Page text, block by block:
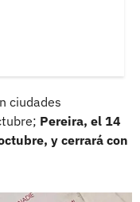
ciudades
Pereira, el 14
y cerrará con